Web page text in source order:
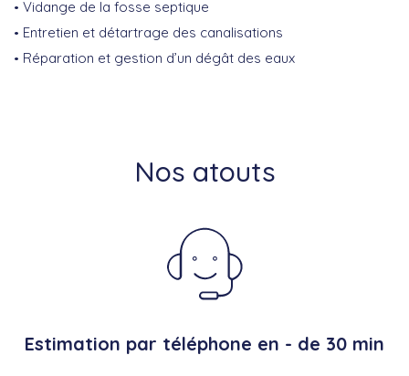
Vidange de la fosse septique
Entretien et détartrage des canalisations
Réparation et gestion d’un dégât des eaux
Nos atouts
Estimation par téléphone en - de 30 min